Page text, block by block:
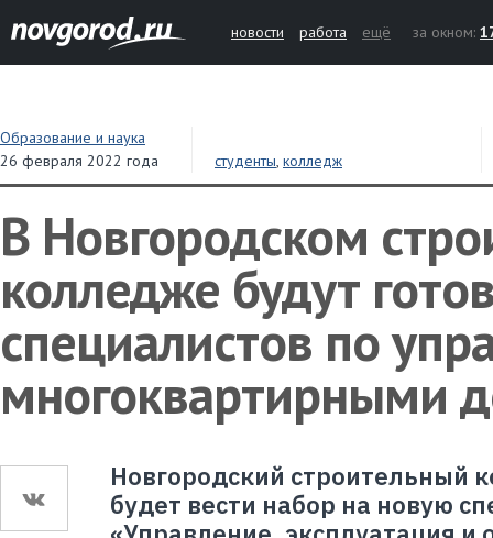
новости работа ещё за окном:
Образование и наука
26 февраля 2022 года
студенты, колледж
В Новгородском
колледже будут
специалистов по
многоквартирными
Новгородский строительный
будет вести набор на новую